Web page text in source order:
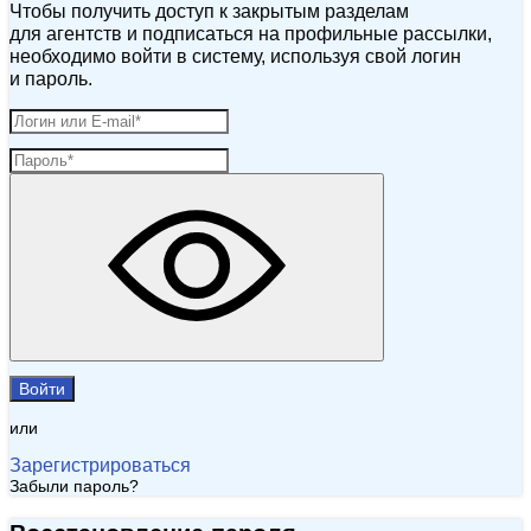
Чтобы получить доступ к закрытым разделам
для агентств и подписаться на профильные рассылки,
необходимо войти в систему, используя свой логин
и пароль.
Войти
или
Зарегистрироваться
Забыли пароль?